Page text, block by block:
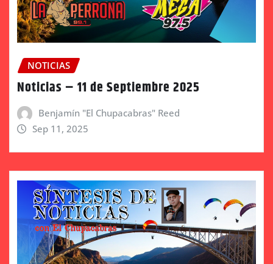
NOTICIAS
Noticias – 11 de Septiembre 2025
Benjamín "El Chupacabras" Reed
Sep 11, 2025